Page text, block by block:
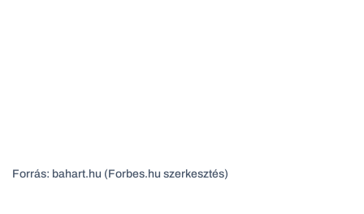
Forrás: bahart.hu (Forbes.hu szerkesztés)